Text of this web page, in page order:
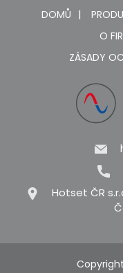
DOMŮ
O
ZÁSADY
Hotset ČR